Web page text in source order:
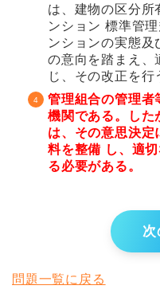
は、建物の区分所
ンション 標準管
ンションの実態
の意向を踏まえ、
じ、その改正を行
管理組合の管理者
機関である。した
は、その意思決定
料を整備 し、適
る必要がある。
問題一覧に戻る